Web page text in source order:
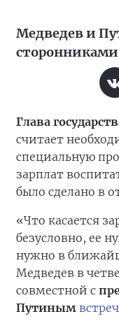
Медведев и
сторонниками
Глава
считает
специальную
зарплат
было сделано в
«Что касается
безусловно, ее
нужно в
Медведев в
совместной с
Путиным